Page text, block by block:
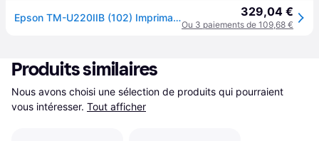
Epson TM-U220IIB (102) Imprimante de reçus POS 16 cpi 4,70 C31CL27102 329,04 €
Ou 3 paiements de 109,68 €
Produits similaires
Nous avons choisi une sélection de produits qui pourraient
vous intéresser. Tout afficher